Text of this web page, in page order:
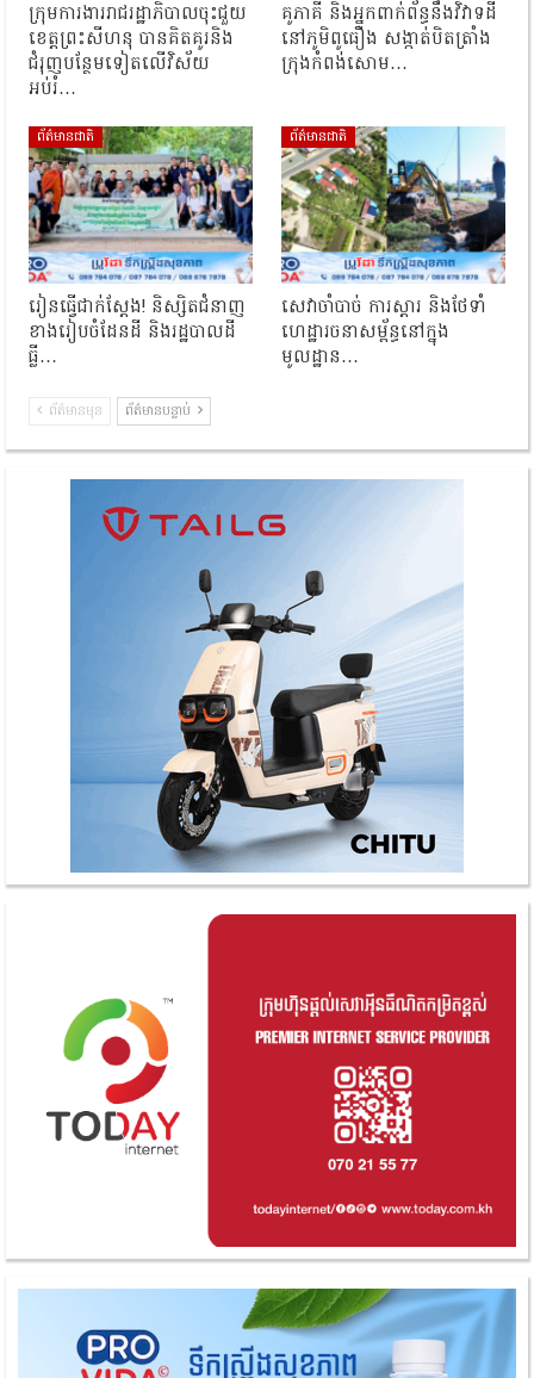
ក្រុមការងាររាជរដ្ឋាភិបាលចុះជួយ
ខេត្តព្រះសីហនុ បានគិតគូរនិង
ជំរុញបន្ថែមទៀតលើវិស័យ
អប់រំ…
គូភាគី និងអ្នកពាក់ព័ន្ធនឹងវិវាទដី
នៅភូមិពូធឿង សង្កាត់បិតត្រាំង
ក្រុងកំពង់សោម…
ព័ត៌មានជាតិ
រៀនធ្វើជាក់ស្ដែង! និស្សិតជំនាញ
ខាងរៀបចំដែនដី និងរដ្ឋបាលដី
ធ្លី…
ព័ត៌មានជាតិ
សេវាចាំបាច់ ការស្តារ និងថែទាំ
ហេដ្ឋារចនាសម្ព័ន្ធនៅក្នុង
មូលដ្ឋាន…
ព័ត៌មានមុន ព័ត៌មានបន្ទាប់